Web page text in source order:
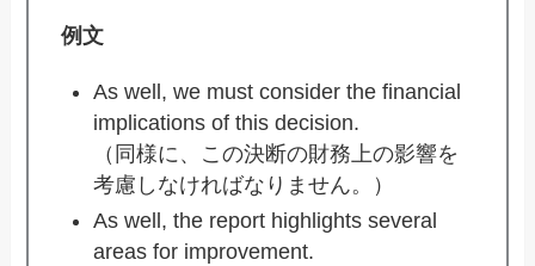
例文
As well, we must consider the financial
implications of this decision.
（同様に、この決断の財務上の影響を
考慮しなければなりません。）
As well, the report highlights several
areas for improvement.